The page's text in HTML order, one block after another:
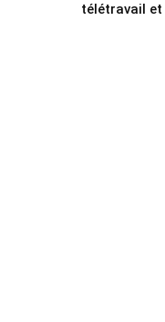
télétravail et